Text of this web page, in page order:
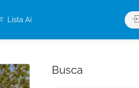
Lista Aí
Busca